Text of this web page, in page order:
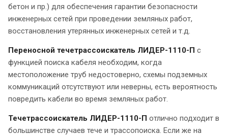
бетон и пр.) для обеспечения гарантии безопасности
инженерных сетей при проведении земляных работ,
восстановления утерянных инженерных сетей и т.д.
Переносной течетрассоискатель ЛИДЕР-1110-П с
функцией поиска кабеля необходим, когда
местоположение труб недостоверно, схемы подземных
коммуникаций отсутствуют или неверны, есть вероятность
повредить кабели во время земляных работ.
Течетрассоискатель ЛИДЕР-1110-П отлично подходит в
большинстве случаев тече и трассопоиска. Если же на